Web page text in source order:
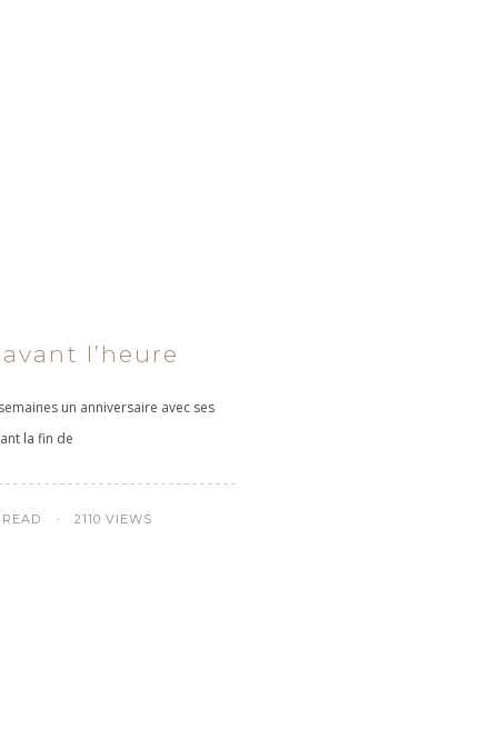
l’heure
un anniversaire avec ses
la fin de
2110 VIEWS